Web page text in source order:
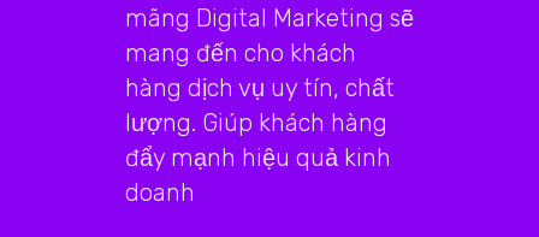
mãng Digital Marketing sẽ
mang đến cho khách
hàng dịch vụ uy tín, chất
lượng. Giúp khách hàng
đẩy mạnh hiệu quả kinh
doanh